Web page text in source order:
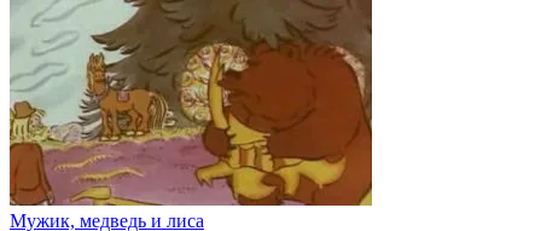
Мужик, медведь и лиса